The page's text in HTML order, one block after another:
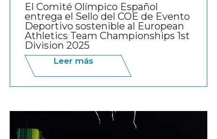
El Comité Olímpico Español
entrega el Sello del COE de Evento
Deportivo sostenible al European
Athletics Team Championships 1st
Division 2025
Leer más